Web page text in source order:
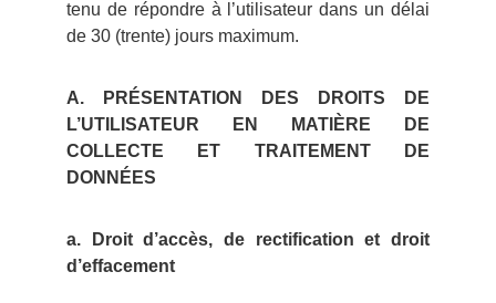
tenu de répondre à l’utilisateur dans un délai
de 30 (trente) jours maximum.
A. PRÉSENTATION DES DROITS DE
L’UTILISATEUR EN MATIÈRE DE
COLLECTE ET TRAITEMENT DE
DONNÉES
a. Droit d’accès, de rectification et droit
d’effacement